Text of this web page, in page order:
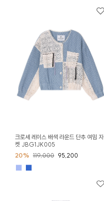
크로셰 레이스 배색 라운드 단추 여밈 자
켓 JBG1JK005
20% 119,000 95,200
■ ■